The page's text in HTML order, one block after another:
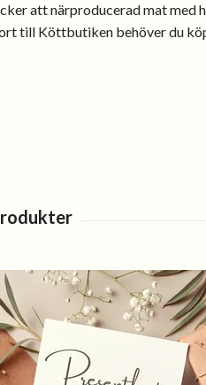
att närproducerad mat
till Köttbutiken behöver du